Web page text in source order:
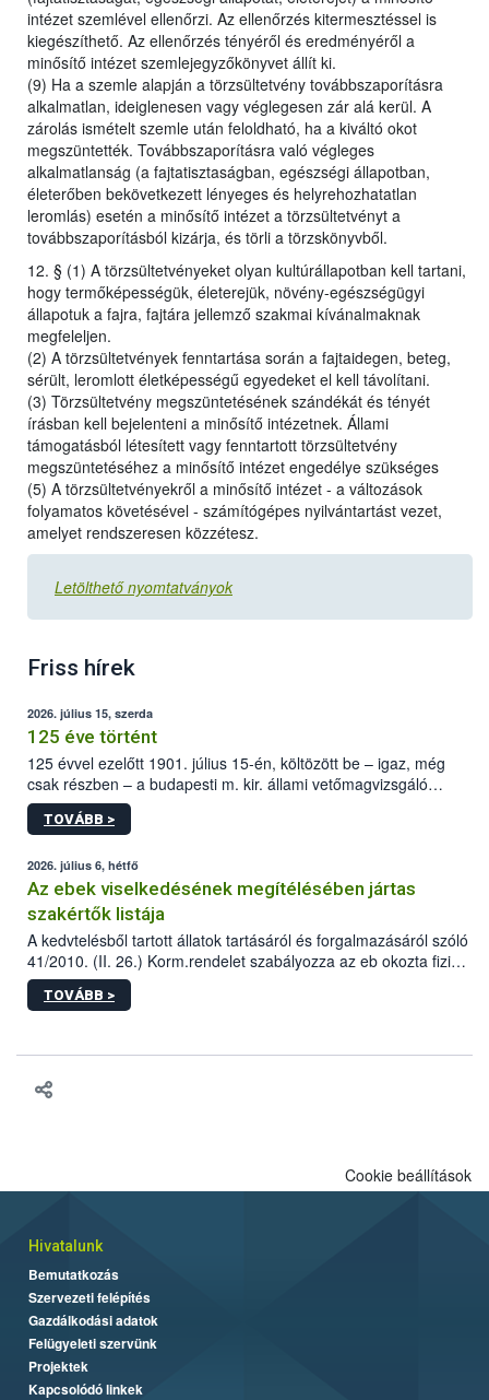
intézet szemlével ellenőrzi. Az ellenőrzés kitermesztéssel is
kiegészíthető. Az ellenőrzés tényéről és eredményéről a
minősítő intézet szemlejegyzőkönyvet állít ki.
(9) Ha a szemle alapján a törzsültetvény továbbszaporításra
alkalmatlan, ideiglenesen vagy véglegesen zár alá kerül. A
zárolás ismételt szemle után feloldható, ha a kiváltó okot
megszüntették. Továbbszaporításra való végleges
alkalmatlanság (a fajtatisztaságban, egészségi állapotban,
életerőben bekövetkezett lényeges és helyrehozhatatlan
leromlás) esetén a minősítő intézet a törzsültetvényt a
továbbszaporításból kizárja, és törli a törzskönyvből.
12. § (1) A törzsültetvényeket olyan kultúrállapotban kell tartani,
hogy termőképességük, életerejük, növény-egészségügyi
állapotuk a fajra, fajtára jellemző szakmai kívánalmaknak
megfeleljen.
(2) A törzsültetvények fenntartása során a fajtaidegen, beteg,
sérült, leromlott életképességű egyedeket el kell távolítani.
(3) Törzsültetvény megszüntetésének szándékát és tényét
írásban kell bejelenteni a minősítő intézetnek. Állami
támogatásból létesített vagy fenntartott törzsültetvény
megszüntetéséhez a minősítő intézet engedélye szükséges
(5) A törzsültetvényekről a minősítő intézet - a változások
folyamatos követésével - számítógépes nyilvántartást vezet,
amelyet rendszeresen közzétesz.
Letölthető nyomtatványok
Friss hírek
2026. július 15, szerda
125 éve történt
125 évvel ezelőtt 1901. július 15-én, költözött be – igaz, még
csak részben – a budapesti m. kir. állami vetőmagvizsgáló
állomás a Kis Rókus utca 15. szám alatti, Czigler Győző által
tervezett új épületébe.
TOVÁBB >
2026. július 6, hétfő
Az ebek viselkedésének megítélésében jártas
szakértők listája
A kedvtelésből tartott állatok tartásáról és forgalmazásáról szóló
41/2010. (II. 26.) Korm.rendelet szabályozza az eb okozta fizikai
sérülés, illetve ennek veszélye keletkezésekor felmerülő
hatósági feladatokat, valamint a veszélyes eb tartását és annak
TOVÁBB >
Cookie beállítások
Hivatalunk
Bemutatkozás
Szervezeti felépítés
Gazdálkodási adatok
Felügyeleti szervünk
Projektek
Kapcsolódó linkek